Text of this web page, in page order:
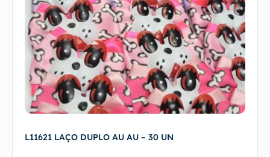
L11621 LAÇO DUPLO AU AU – 30 UN